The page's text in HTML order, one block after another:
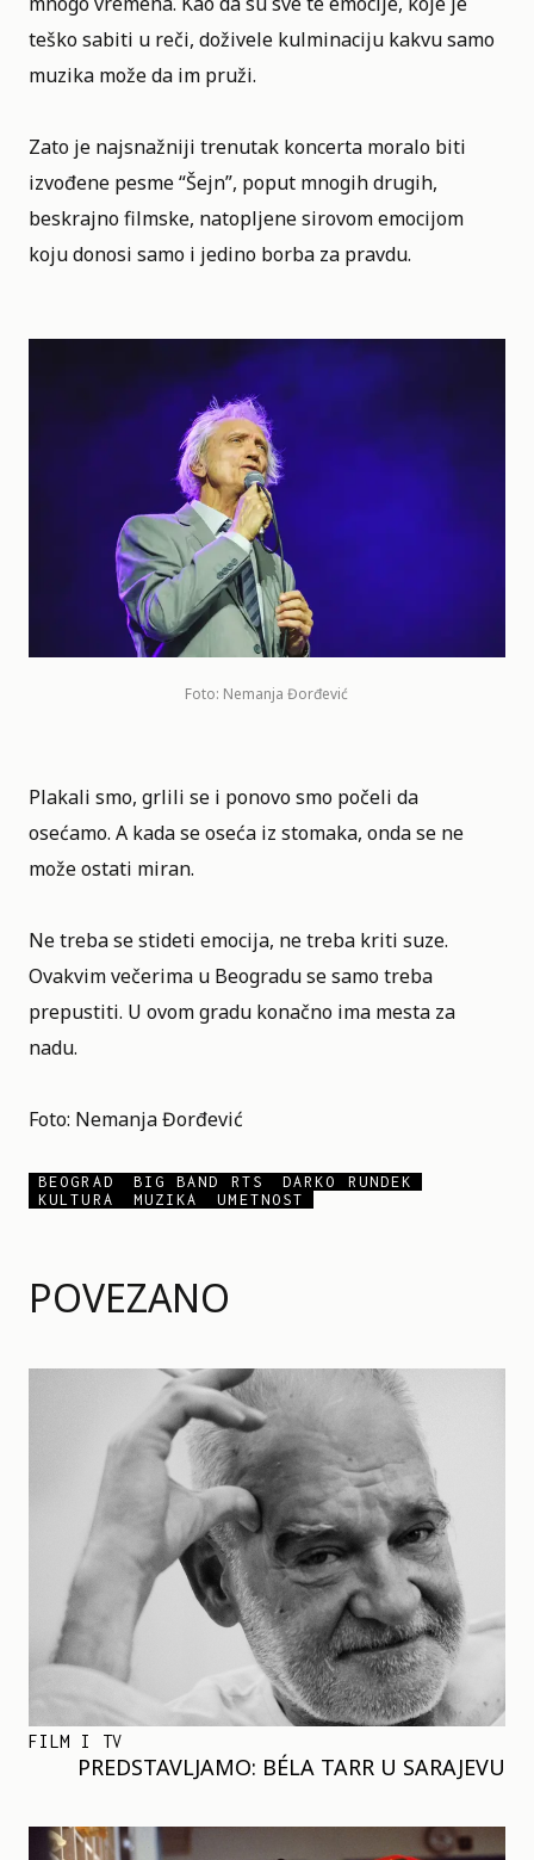
POVEZANO
FILM I TV
PREDSTAVLJAMO: BÉLA TARR U SARAJEVU
teško sabiti u reči, doživele kulminaciju kakvu samo
muzika može da im pruži.
Zato je najsnažniji trenutak koncerta moralo biti
izvođene pesme “Šejn”, poput mnogih drugih,
beskrajno filmske, natopljene sirovom emocijom
koju donosi samo i jedino borba za pravdu.
Foto: Nemanja Đorđević
Plakali smo, grlili se i ponovo smo počeli da
osećamo. A kada se oseća iz stomaka, onda se ne
može ostati miran.
Ne treba se stideti emocija, ne treba kriti suze.
Ovakvim večerima u Beograduse samo treba
prepustiti. U ovom gradu konačno ima mesta za
nadu.
Foto: Nemanja Đorđević
BEOGRAD BIG BAND RTS
DARKO RUNDEK
KULTURA
MUZIKA UMETNOST